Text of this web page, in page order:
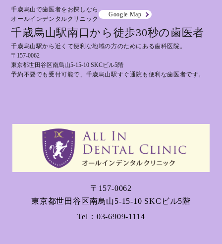
千歳烏山で歯医者をお探しなら
オールインデンタルクリニック
Google Map
千歳烏山駅南口から徒歩30秒の歯医者
千歳烏山駅から近くて便利な地域の方のためにある歯科医院。
〒157-0062
東京都世田谷区南烏山5-15-10 SKCビル5階
予約不要でも受付可能で、千歳烏山駅すぐ通院も便利な歯医者です。
〒157-0062
東京都世田谷区南烏山5-15-10 SKCビル5階
Tel： 03-6909-1114